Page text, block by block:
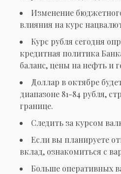
Изменение
влияния на курс
Курс рубля сегодня
кредитная политика
баланс, цены на нефть и
Доллар в октябре
диапазоне 81-84 рубля,
границе.
Следить за курсом
Если вы планируете
вклад, ознакомиться с
Больше оперативных